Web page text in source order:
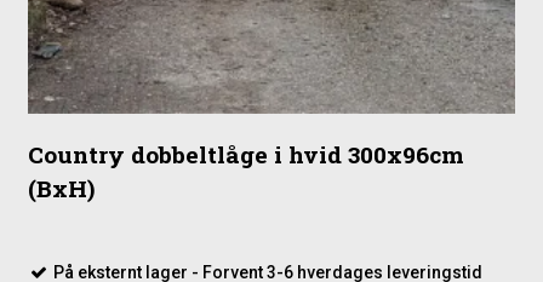
Country dobbeltlåge i hvid 300x96cm
(BxH)
På eksternt lager - Forvent 3-6 hverdages leveringstid